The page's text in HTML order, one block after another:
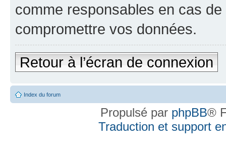
comme responsables en cas
compromettre vos données.
Retour à l’écran de connexion
Index du forum
Propulsé par phpBB®
Traduction et support